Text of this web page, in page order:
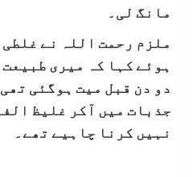
مانگ لی۔
ملزم رحمت اللہ نے
ہوئے کہا کہ میری
دو دن قبل میت ہوگئی
جذبات میں آکر غلیظ
نہیں کرنا چاہیے تھے۔